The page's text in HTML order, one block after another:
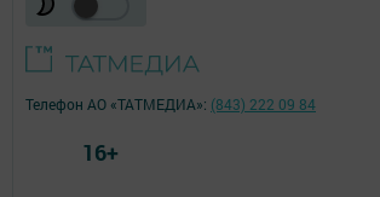
Телефон АО «ТАТМЕДИА»: (843) 222 09 84
16+